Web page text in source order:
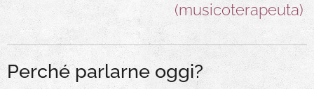
(musicoterapeuta)
Perché parlarne oggi?